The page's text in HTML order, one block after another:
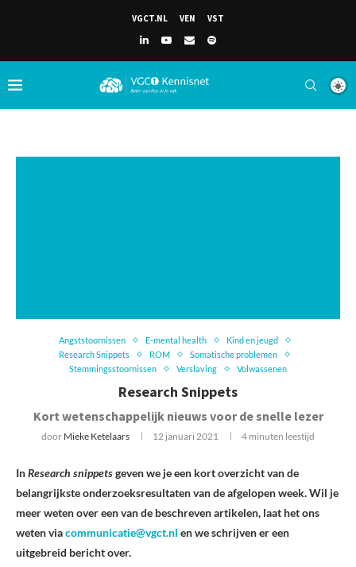
VGCT.NL VEN VST
Angststoornissen E-mental health
Kind en jeugd
Research Snippets
ROM
Somatische problemen
Stemmingsstoornissen
Verslaving Volwassenen
Research Snippets
Kort wetenschappelijk nieuws voor de snelle lezer
door Mieke Ketelaars 12 januari 2021 4 minuten leestijd
InResearch snippetsgeven we je een kort overzicht van de
belangrijkste onderzoeksresultaten van de afgelopen week. Wil je
meer weten over een van de beschreven artikelen, laat het ons
weten viacommunicatie@vgct.nl en we schrijven er een
uitgebreid bericht over.